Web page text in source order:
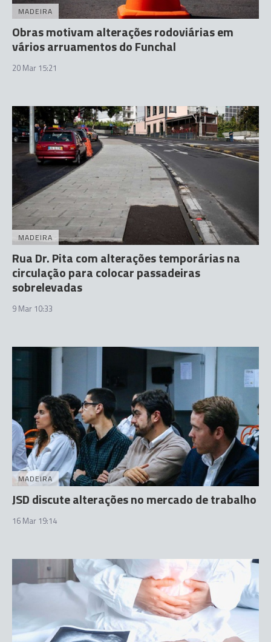
MADEIRA
Obras motivam alterações rodoviárias em
vários arruamentos do Funchal
20 Mar 15:21
MADEIRA
Rua Dr. Pita com alterações temporárias na
circulação para colocar passadeiras
sobrelevadas
9 Mar 10:33
MADEIRA
JSD discute alterações no mercado de trabalho
16 Mar 19:14